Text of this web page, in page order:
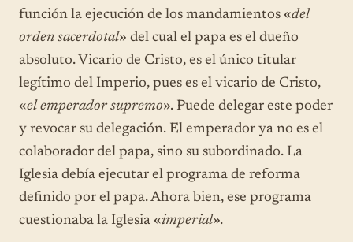
función la ejecución de los mandamientos «del
orden sacerdotal» del cual el papa es el dueño
absoluto. Vicario de Cristo, es el único titular
legítimo del Imperio, pues es el vicario de Cristo,
«el emperador supremo». Puede delegar este poder
y revocar su delegación. El emperador ya no es el
colaborador del papa, sino su subordinado. La
Iglesia debía ejecutar el programa de reforma
definido por el papa. Ahora bien, ese programa
cuestionaba la Iglesia «imperial».